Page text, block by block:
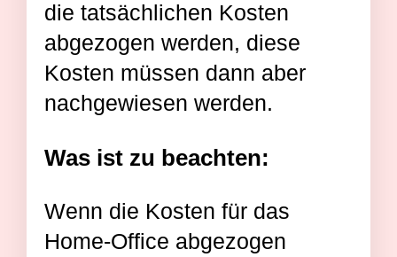
die tatsächlichen Kosten
abgezogen werden, diese
Kosten müssen dann aber
nachgewiesen werden.
Was ist zu beachten:
Wenn die Kosten für das
Home-Office abgezogen